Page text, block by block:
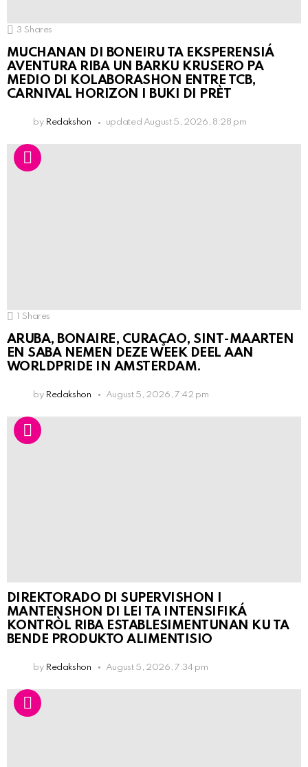
3 Shares
MUCHANAN DI BONEIRU TA EKSPERENSIÁ
AVENTURA RIBA UN BARKU KRUSERO PA
MEDIO DI KOLABORASHON ENTRE TCB,
CARNIVAL HORIZON I BUKI DI PRÈT
by Redakshon updated August 5, 2026, 8:28 pm
Shares
ARUBA, BONAIRE, CURAÇAO, SINT-MAARTEN
EN SABA NEMEN DEZE WEEK DEEL AAN
WORLDPRIDE IN AMSTERDAM.
by Redakshon August 5, 2026, 7:42 pm
DIREKTORADO DI SUPERVISHON I
MANTENSHON DI LEI TA INTENSIFIKÁ
KONTRÒL RIBA ESTABLESIMENTUNAN KU TA
BENDE PRODUKTO ALIMENTISIO
by Redakshon August 5, 2026, 7:34 pm